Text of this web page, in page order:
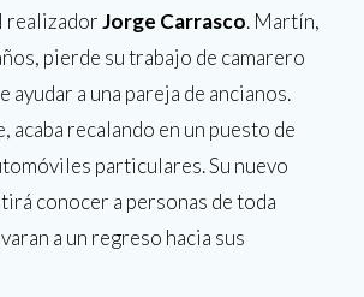
realizadorJorge Carrasco. Martín,
pierde su trabajo de camarero
ayudar a una pareja de ancianos.
acaba recalando en un puesto de
particulares. Su nuevo
conocer a personas de toda
a un regreso hacia sus